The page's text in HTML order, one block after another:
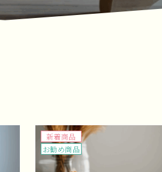
新着商品
お勧め商品